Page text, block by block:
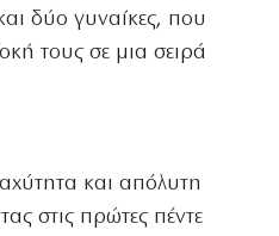
δύο γυναίκες, που
τους σε μια σειρά
και απόλυτη
στις πρώτες πέντε